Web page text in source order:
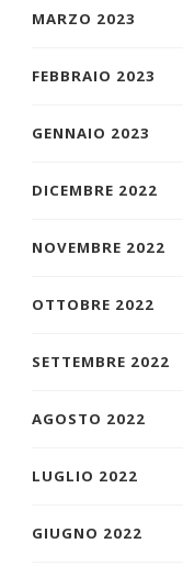
MARZO 2023
FEBBRAIO 2023
GENNAIO 2023
DICEMBRE 2022
NOVEMBRE 2022
OTTOBRE 2022
SETTEMBRE 2022
AGOSTO 2022
LUGLIO 2022
GIUGNO 2022